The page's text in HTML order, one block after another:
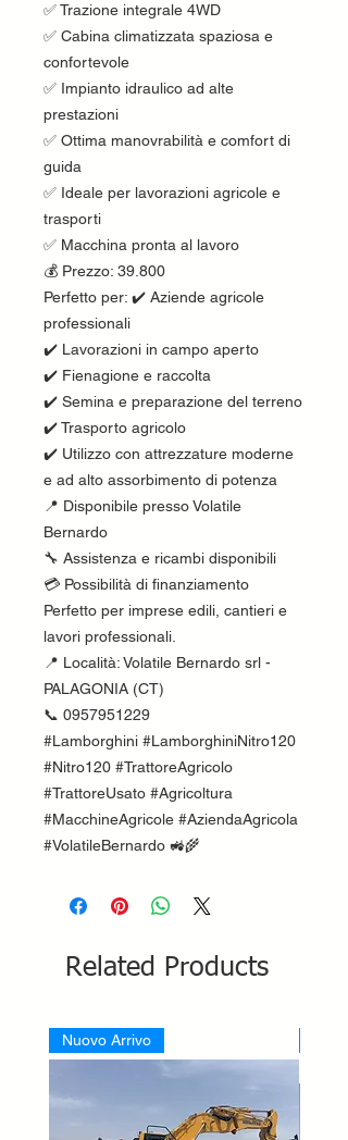
✅ Trazione integrale 4WD
✅ Cabina climatizzata spaziosa e
confortevole
✅ Impianto idraulico ad alte
prestazioni
✅ Ottima manovrabilità e comfort di
guida
✅ Ideale per lavorazioni agricole e
trasporti
✅ Macchina pronta al lavoro
💰 Prezzo: 39.800
Perfetto per: ✔️ Aziende agricole
professionali
✔️ Lavorazioni in campo aperto
✔️ Fienagione e raccolta
✔️ Semina e preparazione del terreno
✔️ Trasporto agricolo
✔️ Utilizzo con attrezzature moderne
e ad alto assorbimento di potenza
📍 Disponibile presso Volatile
Bernardo
🔧 Assistenza e ricambi disponibili
💳 Possibilità di finanziamento
Perfetto per imprese edili, cantieri e
lavori professionali.
📍 Località: Volatile Bernardo srl -
PALAGONIA (CT)
📞 0957951229
#Lamborghini #LamborghiniNitro120
#Nitro120 #TrattoreAgricolo
#TrattoreUsato #Agricoltura
#MacchineAgricole #AziendaAgricola
#VolatileBernardo 🚜🌾
Related Products
Nuovo Arrivo